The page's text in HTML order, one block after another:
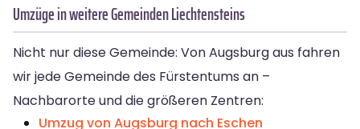
Umzüge in weitere Gemeinden Liechtensteins
Nicht nur diese Gemeinde: Von Augsburg aus fahren
wir jede Gemeinde des Fürstentums an –
Nachbarorte und die größeren Zentren:
Umzug von Augsburg nach Eschen